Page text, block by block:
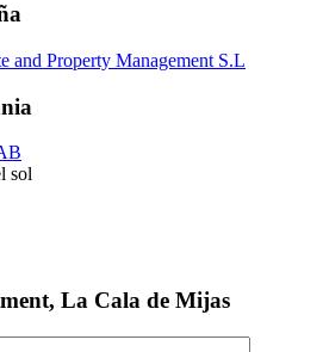
and Property Management S.L
sol
La Cala de Mijas